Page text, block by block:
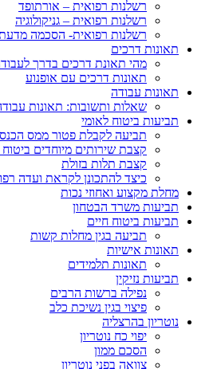
רשלנות רפואית – אורתופד
רשלנות רפואית – גניקולוגיה
רשלנות רפואית- הסכמה
תאונות דרכים
מהי תאונת דרכים בדרך
תאונות דרכים עם אופנוע
תאונות עבודה
שאלות ותשובות: תאונות
תביעות ביטוח לאומי
תביעה לקבלת פטור ממס
קצבת שירותים מיוחדים ביטוח
קצבת תלות בזולת
כיצד להתכונן לקראת ועדה
מחלת מקצוע ואחוזי נכות
תביעות משרד הבטחון
תביעות ביטוח חיים
תביעה בגין מחלות קשות
תאונות אישיות
תאונות תלמידים
תביעות נזיקין
נפילה ברשות הרבים
פיצוי בגין נשיכת כלב
נוטריון בהרצליה
יפוי כח נוטריון
הסכם ממון
צוואה בפני נוטריון